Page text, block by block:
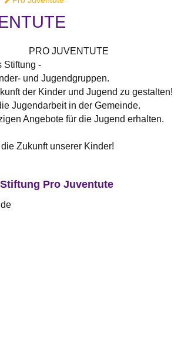
PRO JUVENTUTE
Stiftung -
und Jugendgruppen.
der Kinder und Jugend zu gestalten!
Jugendarbeit in der Gemeinde.
Angebote für die Jugend erhalten.
Zukunft unserer Kinder!
Pro Juventute